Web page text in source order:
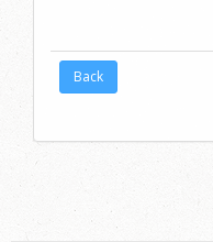
Back